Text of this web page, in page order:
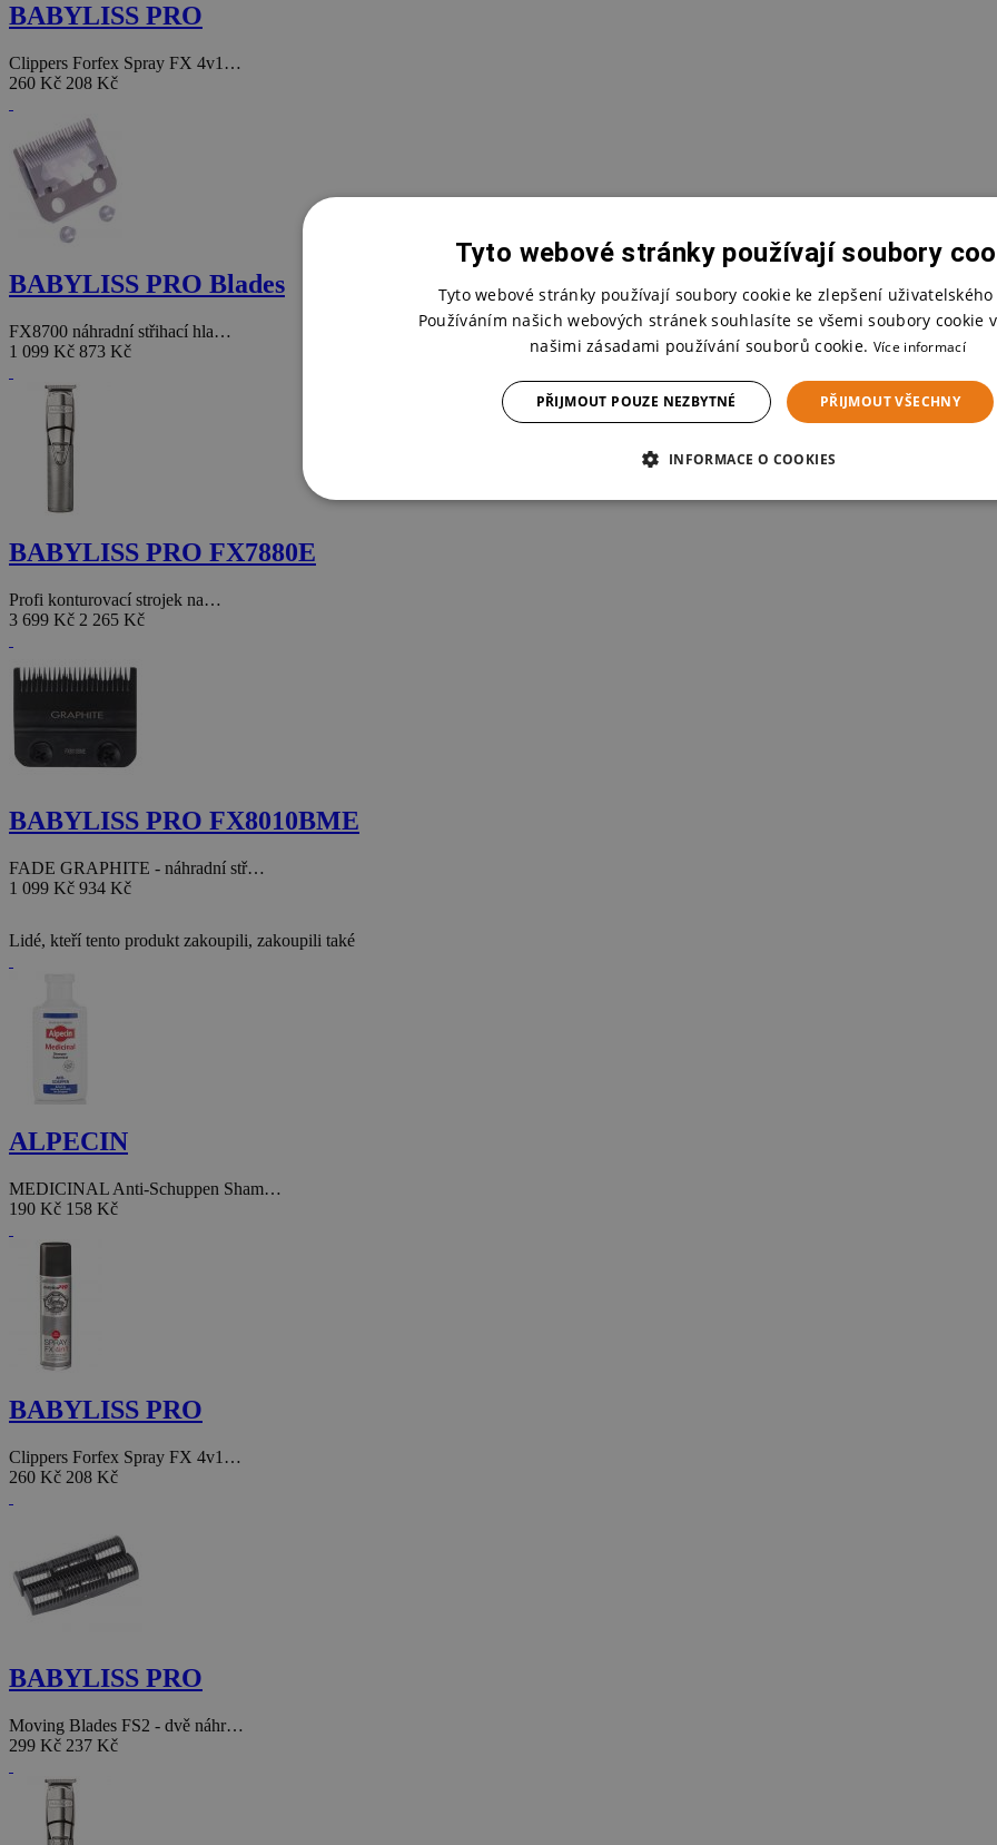
BABYLISS PRO
Clippers Forfex Spray FX 4v1…
260 Kč 208 Kč
BABYLISS PRO Blades
FX8700 náhradní střihací hla…
1 099 Kč 873 Kč
BABYLISS PRO FX7880E
Profi konturovací strojek na…
3 699 Kč 2 265 Kč
BABYLISS PRO FX8010BME
FADE GRAPHITE - náhradní stř…
1 099 Kč 934 Kč
Lidé, kteří tento produkt zakoupili, zakoupili také
ALPECIN
MEDICINAL Anti-Schuppen Sham…
190 Kč 158 Kč
BABYLISS PRO
Clippers Forfex Spray FX 4v1…
260 Kč 208 Kč
BABYLISS PRO
Moving Blades FS2 - dvě náhr…
299 Kč 237 Kč
Tyto webové stránky používají soubory
Tyto webové stránky používají soubory cookie ke zlepšení
Používáním našich webových stránek souhlasíte se všemi soubory cookie
našimi zásadami používání souborů cookie. Více informací
PŘIJMOUT VŠECHNY
PŘIJMOUT POUZE NEZBYTNÉ
INFORMACE O COOKIES